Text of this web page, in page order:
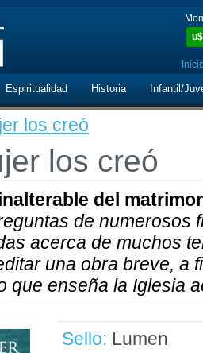
u$
Espiritualidad Historia Infantil/
los creó
los creó
del
de numerosos
acerca de muchos
una obra breve, a
que enseña la Iglesia
Sello: Lumen